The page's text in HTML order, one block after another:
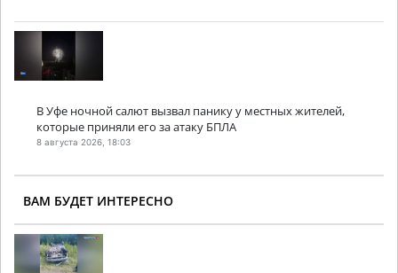
В Уфе ночной салют вызвал панику у местных жителей,
которые приняли его за атаку БПЛА
8 августа 2026, 18:03
ВАМ БУДЕТ ИНТЕРЕСНО